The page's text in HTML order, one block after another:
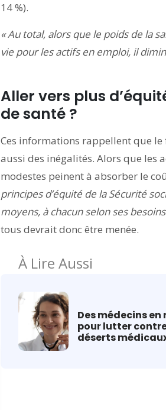
14 %).
« Au total, alors que le poids de la
vie pour les actifs en emploi, il
Aller vers plus
de santé ?
Ces informations rappellent que le
aussi des inégalités. Alors que les
modestes peinent à absorber le
principes d’équité de la Sécurité
moyens, à chacun selon ses
tous devrait donc être menée.
À Lire Aussi
Des médecins
pour lutter
déserts